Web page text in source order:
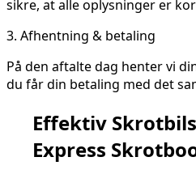
sikre, at alle oplysninger er
3. Afhentning & betaling
På den aftalte dag henter vi
du får din betaling med det
Effektiv
Express